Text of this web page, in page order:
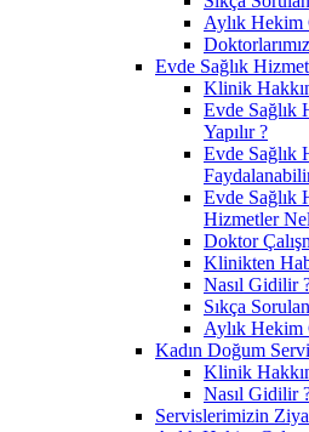
Aylık Hekim
Doktorlarımız
Evde Sağlık
Klinik
Evde Sağlık
Yapılır ?
Evde Sağlık
Evde Sağlık
Hizmetler
Doktor
Klinikten
Nasıl Gidilir
Sıkça
Aylık Hekim
Kadın Doğum
Klinik
Nasıl Gidilir
Servislerimizin